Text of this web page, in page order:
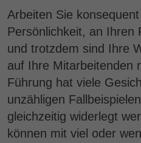
Arbeiten Sie
Persönlichkeit, an Ihren
und trotzdem sind Ihre
auf Ihre Mitarbeitenden
Führung hat viele
unzähligen
gleichzeitig widerlegt
können mit viel oder